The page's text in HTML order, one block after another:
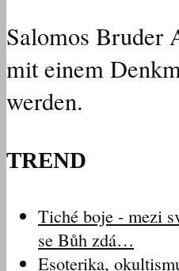
Salomos Bruder
mit einem
werden.
TREND
Tiché boje - mezi
se Bůh zdá…
Esoterika,